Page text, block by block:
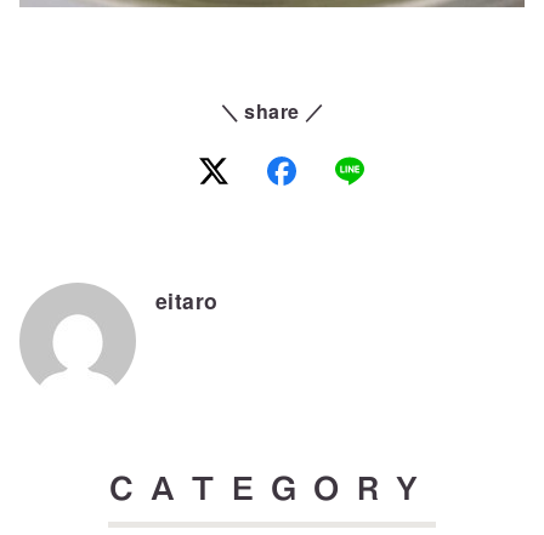
＼ share ／
eitaro
CATEGORY